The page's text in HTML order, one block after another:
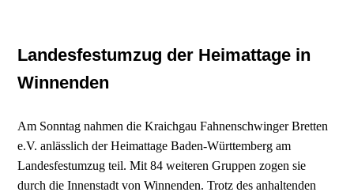
Landesfestumzug der Heimattage in
Winnenden
Am Sonntag nahmen die Kraichgau Fahnenschwinger Bretten
e.V. anlässlich der Heimattage Baden-Württemberg am
Landesfestumzug teil. Mit 84 weiteren Gruppen zogen sie
durch die Innenstadt von Winnenden. Trotz des anhaltenden